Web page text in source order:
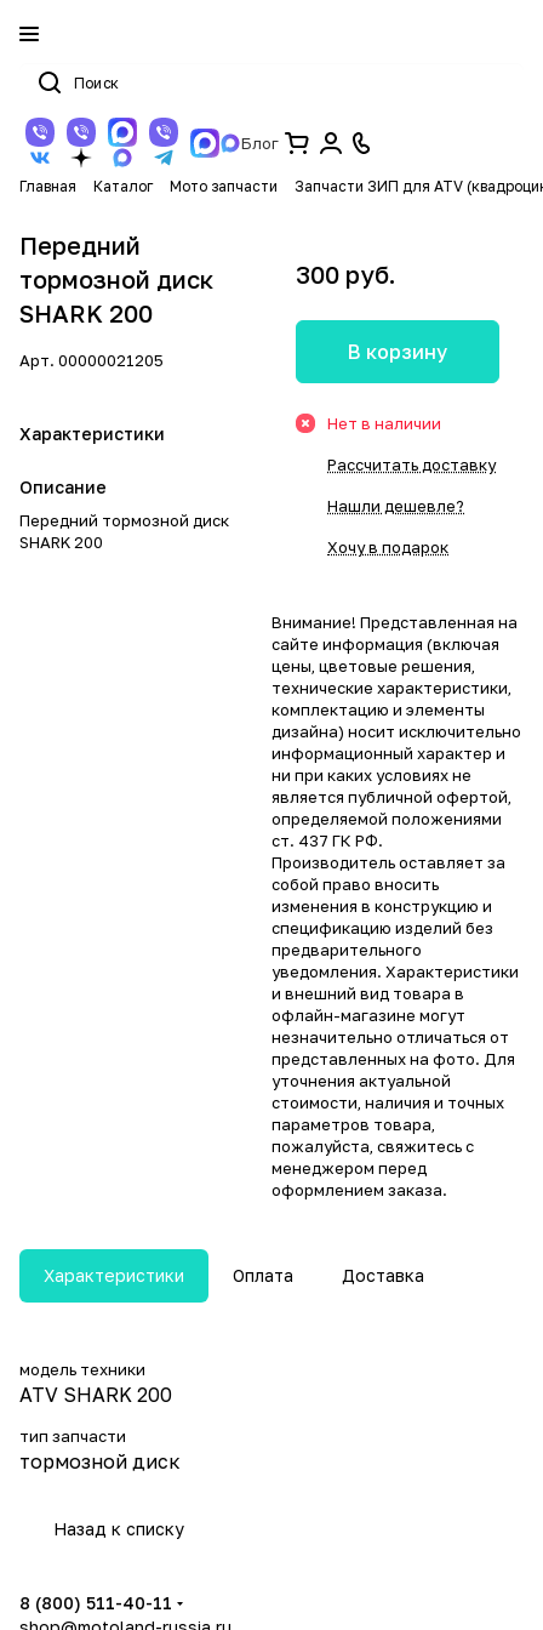
Блог
Главная Каталог Мото запчасти Запчасти ЗИП для ATV
Передний
тормозной диск
SHARK 200
Арт. 00000021205
Характеристики
Описание
Передний тормозной диск
SHARK 200
300 руб.
В корзину
Нет в наличии
Рассчитать доставку
Нашли дешевле?
Хочу в подарок
Внимание! Представленная на
сайте информация (включая
цены, цветовые решения,
технические характеристики,
комплектацию и элементы
дизайна) носит исключительно
информационный характер и
ни при каких условиях не
является публичной офертой,
определяемой положениями
ст. 437 ГК РФ.
Производитель оставляет за
собой право вносить
изменения в конструкцию и
спецификацию изделий без
предварительного
уведомления. Характеристики
и внешний вид товара в
офлайн-магазине могут
незначительно отличаться от
представленных на фото. Для
уточнения актуальной
стоимости, наличия и точных
параметров товара,
пожалуйста, свяжитесь с
менеджером перед
оформлением заказа.
Характеристики Оплата Доставка
модель техники
ATV SHARK 200
тип запчасти
тормозной диск
Назад к списку
8 (800) 511-40-11